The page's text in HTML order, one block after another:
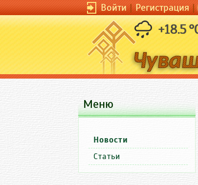
Войти|Регистрация|
+18.5
Меню
Новости
Статьи